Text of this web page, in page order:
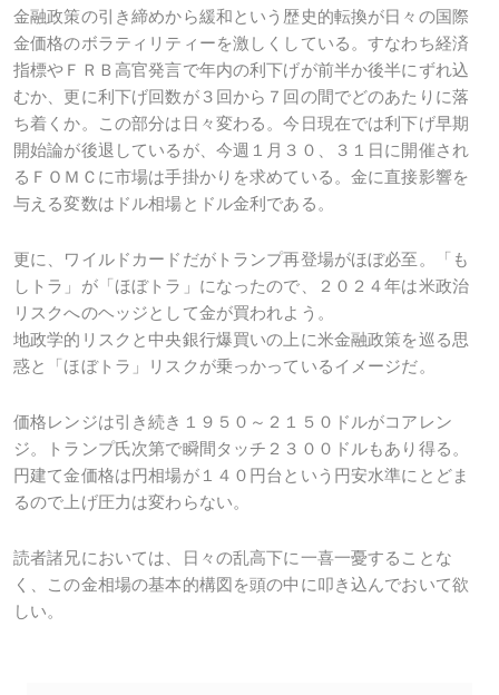
金融政策の引き締めから緩和という歴史的転換が日々の国際
金価格のボラティリティーを激しくしている。すなわち経済
指標やＦＲＢ高官発言で年内の利下げが前半か後半にずれ込
むか、更に利下げ回数が３回から７回の間でどのあたりに落
ち着くか。この部分は日々変わる。今日現在では利下げ早期
開始論が後退しているが、今週１月３０、３１日に開催され
るＦＯＭＣに市場は手掛かりを求めている。金に直接影響を
与える変数はドル相場とドル金利である。
更に、ワイルドカードだがトランプ再登場がほぼ必至。「も
しトラ」が「ほぼトラ」になったので、２０２４年は米政治
リスクへのヘッジとして金が買われよう。
地政学的リスクと中央銀行爆買いの上に米金融政策を巡る思
惑と「ほぼトラ」リスクが乗っかっているイメージだ。
価格レンジは引き続き１９５０～２１５０ドルがコアレン
ジ。トランプ氏次第で瞬間タッチ２３００ドルもあり得る。
円建て金価格は円相場が１４０円台という円安水準にとどま
るので上げ圧力は変わらない。
読者諸兄においては、日々の乱高下に一喜一憂することな
く、この金相場の基本的構図を頭の中に叩き込んでおいて欲
しい。